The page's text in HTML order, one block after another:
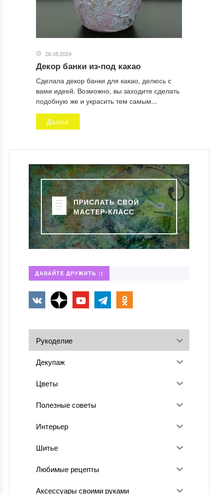
26.05.2024
Декор банки из-под какао
Сделала декор банки для какао, делюсь с
вами идеей. Возможно, вы заходите сделать
подобную же и украсить тем самым...
Далее
ПРИСЛАТЬ СВОЙ
МАСТЕР-КЛАСС
ДАВАЙТЕ ДРУЖИТЬ :)
Рукоделие
Декупаж
Цветы
Полезные советы
Интерьер
Шитье
Любимые рецепты
Аксессуары своими руками